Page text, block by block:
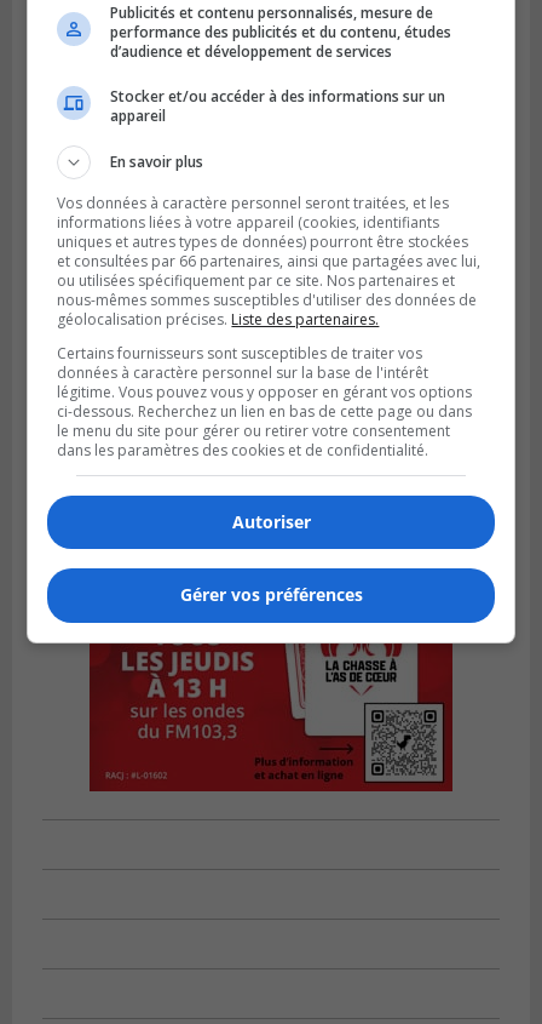
Publié le 4 août 2026 à 14h02
Saint-Constant signe une nouvelle
convention pour le bien de la population
Publicités et contenu personnalisés, mesure de
performance des publicités et du contenu, études
d’audience et développement de services
Stocker et/ou accéder à des informations sur un
appareil
En savoir plus
Vos données à caractère personnel seront traitées, et les
informations liées à votre appareil (cookies, identifiants
uniques et autres types de données) pourront être stockées
et consultées par 66 partenaires, ainsi que partagées avec lui,
ou utilisées spécifiquement par ce site. Nos partenaires et
nous-mêmes sommes susceptibles d'utiliser des données de
géolocalisation précises. Liste des partenaires.
Certains fournisseurs sont susceptibles de traiter vos
données à caractère personnel sur la base de l'intérêt
légitime. Vous pouvez vous y opposer en gérant vos options
ci-dessous. Recherchez un lien en bas de cette page ou dans
le menu du site pour gérer ou retirer votre consentement
dans les paramètres des cookies et de confidentialité.
Autoriser
Gérer vos préférences